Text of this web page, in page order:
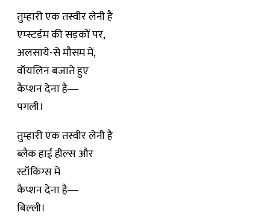
तुम्हारी एक तस्वीर लेनी है
एम्स्टर्डम की सड़कों पर,
अलसाये-से मौसम में,
वॉयलिन बजाते हुए
कैप्शन देना है―
पगली।
तुम्हारी एक तस्वीर लेनी है
ब्लैक हाई हील्स और
स्टॉकिंग्स में
कैप्शन देना है―
बिल्ली।